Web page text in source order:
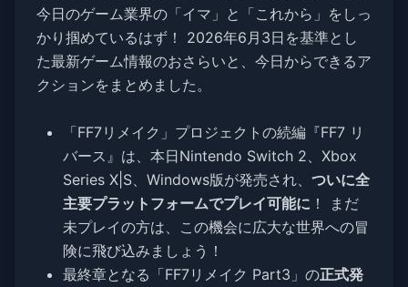
今日のゲーム業界の「イマ」と「これから」をしっ
かり掴めているはず！ 2026年6月3日を基準とし
た最新ゲーム情報のおさらいと、今日からできるア
クションをまとめました。
「FF7リメイク」プロジェクトの続編『FF7 リ
バース』は、本日Nintendo Switch 2、Xbox
Series X|S、Windows版が発売され、 ついに全
主要プラットフォームでプレイ可能に ！ まだ
未プレイの方は、この機会に広大な世界への冒
険に飛び込みましょう！
最終章となる「FF7リメイク Part3」の正式発